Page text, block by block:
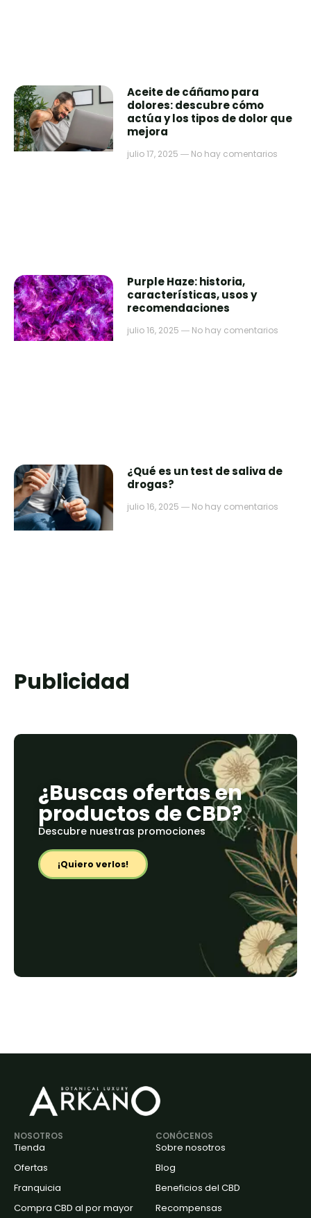
Aceite de cáñamo para
dolores: descubre cómo
actúa y los tipos de dolor que
mejora
julio 17, 2025 No hay comentarios
Purple Haze: historia,
características, usos y
recomendaciones
julio 16, 2025 No hay comentarios
¿Qué es un test de saliva de
drogas?
julio 16, 2025 No hay comentarios
Publicidad
¿Buscas ofertas en
productos de CBD?
Descubre nuestras promociones
¡Quiero verlos!
NOSOTROS
Tienda
Ofertas
Franquicia
Compra CBD al por mayor
CONÓCENOS
Sobre nosotros
Blog
Beneficios del CBD
Recompensas